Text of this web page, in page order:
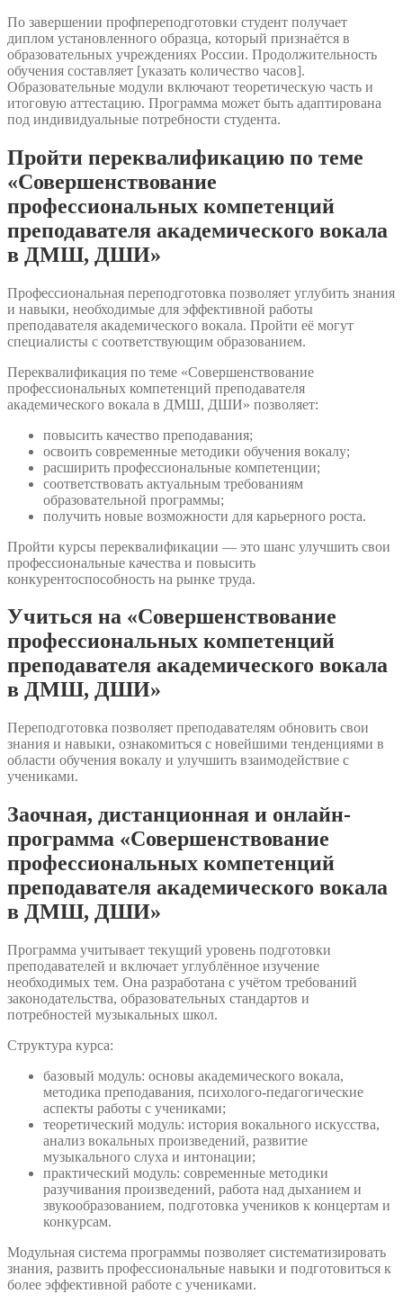
По завершении профпереподготовки студент получает
диплом установленного образца, который признаётся в
образовательных учреждениях России. Продолжительность
обучения составляет [указать количество часов].
Образовательные модули включают теоретическую часть и
итоговую аттестацию. Программа может быть адаптирована
под индивидуальные потребности студента.
Пройти переквалификацию по теме
«Совершенствование
профессиональных компетенций
преподавателя академического вокала
в ДМШ, ДШИ»
Профессиональная переподготовка позволяет углубить знания
и навыки, необходимые для эффективной работы
преподавателя академического вокала. Пройти её могут
специалисты с соответствующим образованием.
Переквалификация по теме «Совершенствование
профессиональных компетенций преподавателя
академического вокала в ДМШ, ДШИ» позволяет:
повысить качество преподавания;
освоить современные методики обучения вокалу;
расширить профессиональные компетенции;
соответствовать актуальным требованиям
образовательной программы;
получить новые возможности для карьерного роста.
Пройти курсы переквалификации — это шанс улучшить свои
профессиональные качества и повысить
конкурентоспособность на рынке труда.
Учиться на «Совершенствование
профессиональных компетенций
преподавателя академического вокала
в ДМШ, ДШИ»
Переподготовка позволяет преподавателям обновить свои
знания и навыки, ознакомиться с новейшими тенденциями в
области обучения вокалу и улучшить взаимодействие с
учениками.
Заочная, дистанционная и онлайн-
программа «Совершенствование
профессиональных компетенций
преподавателя академического вокала
в ДМШ, ДШИ»
Программа учитывает текущий уровень подготовки
преподавателей и включает углублённое изучение
необходимых тем. Она разработана с учётом требований
законодательства, образовательных стандартов и
потребностей музыкальных школ.
Структура курса:
базовый модуль: основы академического вокала,
методика преподавания, психолого-педагогические
аспекты работы с учениками;
теоретический модуль: история вокального искусства,
анализ вокальных произведений, развитие
музыкального слуха и интонации;
практический модуль: современные методики
разучивания произведений, работа над дыханием и
звукообразованием, подготовка учеников к концертам и
конкурсам.
Модульная система программы позволяет систематизировать
знания, развить профессиональные навыки и подготовиться к
более эффективной работе с учениками.